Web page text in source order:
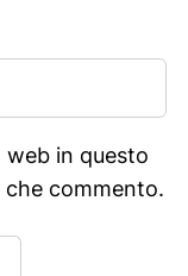
web in questo
commento.